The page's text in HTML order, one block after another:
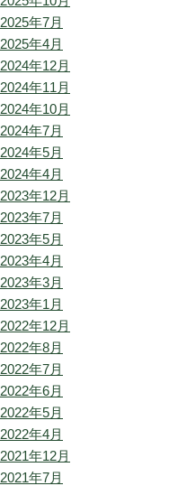
2025年7月
2025年4月
2024年12月
2024年11月
2024年10月
2024年7月
2024年5月
2024年4月
2023年12月
2023年7月
2023年5月
2023年4月
2023年3月
2023年1月
2022年12月
2022年8月
2022年7月
2022年6月
2022年5月
2022年4月
2021年12月
2021年7月